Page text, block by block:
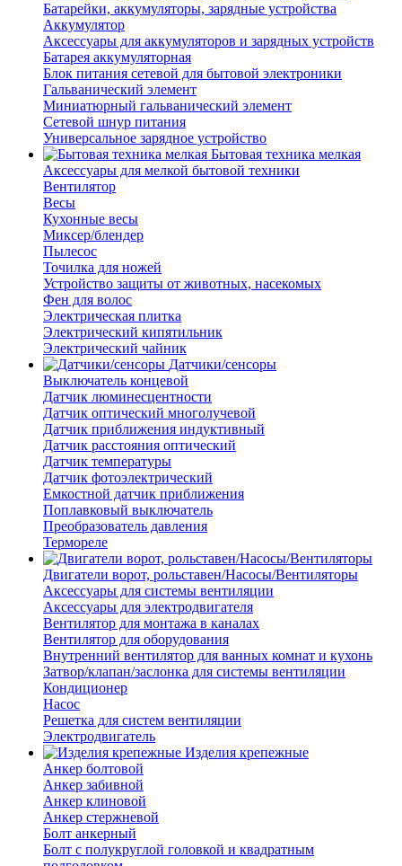
Батарейки, аккумуляторы, зарядные устройства
Аккумулятор
Аксессуары для аккумуляторов и зарядных устройств
Батарея аккумуляторная
Блок питания сетевой для бытовой электроники
Гальванический элемент
Миниатюрный гальванический элемент
Сетевой шнур питания
Универсальное зарядное устройство
Бытовая техника мелкая
Аксессуары для мелкой бытовой техники
Вентилятор
Весы
Кухонные весы
Миксер/блендер
Пылесос
Точилка для ножей
Устройство защиты от животных, насекомых
Фен для волос
Электрическая плитка
Электрический кипятильник
Электрический чайник
Датчики/сенсоры
Выключатель концевой
Датчик люминесцентности
Датчик оптический многолучевой
Датчик приближения индуктивный
Датчик расстояния оптический
Датчик температуры
Датчик фотоэлектрический
Емкостной датчик приближения
Поплавковый выключатель
Преобразователь давления
Термореле
Двигатели ворот, рольставен/Насосы/Вентиляторы
Аксессуары для системы вентиляции
Аксессуары для электродвигателя
Вентилятор для монтажа в каналах
Вентилятор для оборудования
Внутренний вентилятор для ванных комнат и кухонь
Затвор/клапан/заслонка для системы вентиляции
Кондиционер
Насос
Решетка для систем вентиляции
Электродвигатель
Изделия крепежные
Анкер болтовой
Анкер забивной
Анкер клиновой
Анкер стержневой
Болт анкерный
Болт с полукруглой головкой и квадратным